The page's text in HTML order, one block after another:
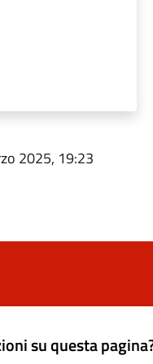
2025, 19:23
su questa